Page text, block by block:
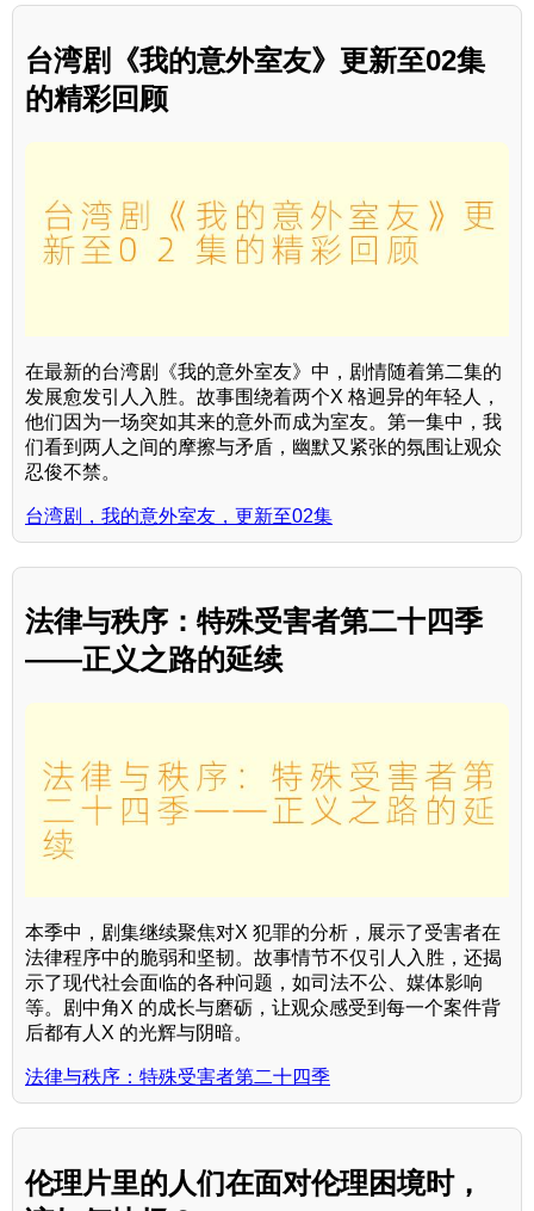
台湾剧《我的意外室友》更新至02集
的精彩回顾
在最新的台湾剧《我的意外室友》中，剧情随着第二集的
发展愈发引人入胜。故事围绕着两个X 格迥异的年轻人，
他们因为一场突如其来的意外而成为室友。第一集中，我
们看到两人之间的摩擦与矛盾，幽默又紧张的氛围让观众
忍俊不禁。
台湾剧，我的意外室友，更新至02集
法律与秩序：特殊受害者第二十四季
——正义之路的延续
本季中，剧集继续聚焦对X 犯罪的分析，展示了受害者在
法律程序中的脆弱和坚韧。故事情节不仅引人入胜，还揭
示了现代社会面临的各种问题，如司法不公、媒体影响
等。剧中角X 的成长与磨砺，让观众感受到每一个案件背
后都有人X 的光辉与阴暗。
法律与秩序：特殊受害者第二十四季
伦理片里的人们在面对伦理困境时，